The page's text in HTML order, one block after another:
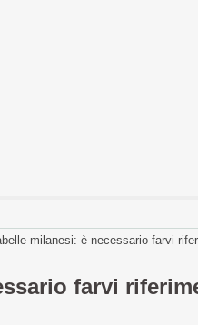
milanesi: è necessario farvi
farvi